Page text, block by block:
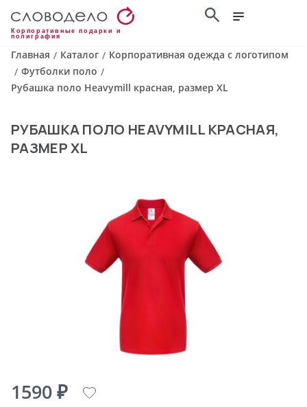
Корпоративные подарки и
полиграфия
Главная / Каталог / Корпоративная одежда с логотипом
/ Футболки поло /
Рубашка поло Heavymill красная, размер XL
РУБАШКА ПОЛО HEAVYMILL КРАСНАЯ,
РАЗМЕР XL
1590 ₽